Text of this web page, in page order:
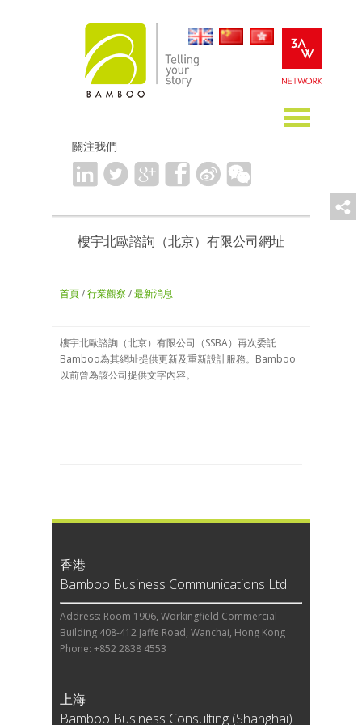
關注我們
樓宇北歐諮詢（北京）有限公司網址
首頁/行業觀察 /最新消息
樓宇北歐諮詢（北京）有限公司（SSBA）再次委託
Bamboo為其網址提供更新及重新設計服務。Bamboo
以前曾為該公司提供文字內容。
香港
Bamboo Business Communications Ltd
Address: Room 1906, Workingfield Commercial
Building 408-412 Jaffe Road, Wanchai, Hong Kong
Phone: +852 2838 4553
上海
Bamboo Business Consulting (Shanghai)